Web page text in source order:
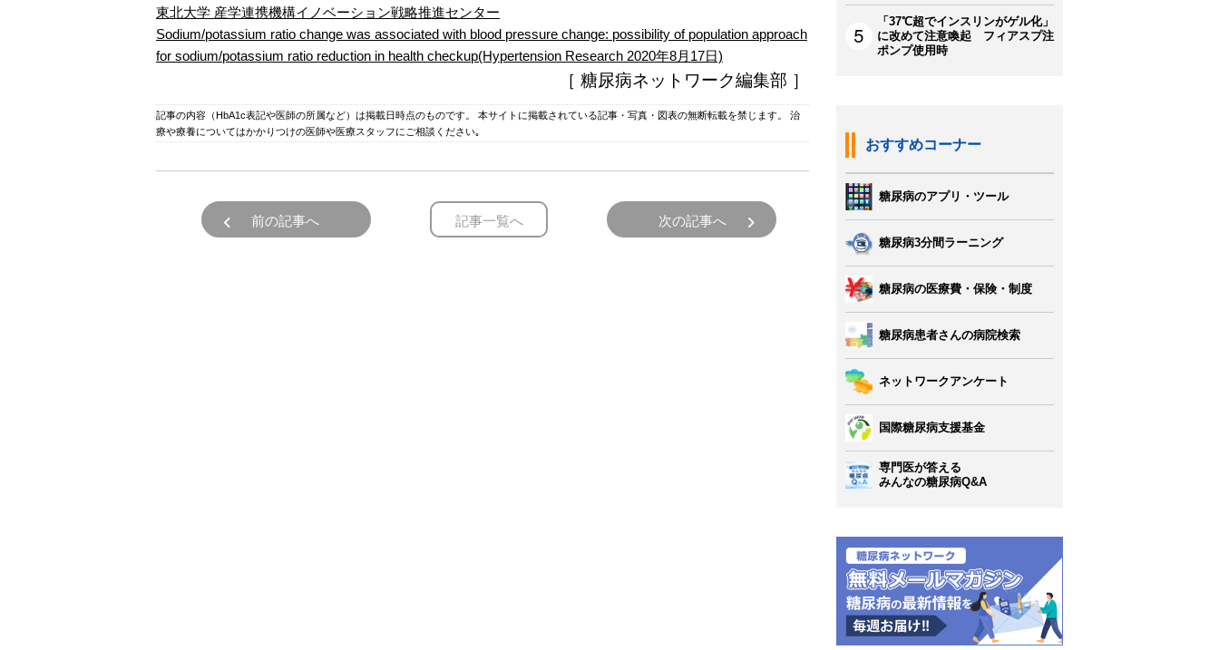
東北大学 産学連携機構イノベーション戦略推進センター
Sodium/potassium ratio change was associated with blood pressure change: possibility of population approach
for sodium/potassium ratio reduction in health checkup(Hypertension Research 2020年8月17日)
［ 糖尿病ネットワーク編集部 ］
記事の内容（HbA1c表記や医師の所属など）は掲載日時点のものです。 本サイトに掲載されている記事・写真・図表の無断転載を禁じます。 治
療や療養についてはかかりつけの医師や医療スタッフにご相談ください｡
前の記事へ 記事一覧へ 次の記事へ
「37℃超でインスリンがゲル化」
に改めて注意喚起 フィアスプ注
ポンプ使用時
おすすめコーナー
糖尿病のアプリ・ツール
糖尿病3分間ラーニング
糖尿病の医療費・保険・制度
糖尿病患者さんの病院検索
ネットワークアンケート
国際糖尿病支援基金
専門医が答える
みんなの糖尿病Q&A